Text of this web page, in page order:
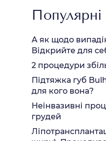
Популярні
А як щодо
Відкрийте для
2 процедури
Підтяжка губ
для кого вона?
Неінвазивні
грудей